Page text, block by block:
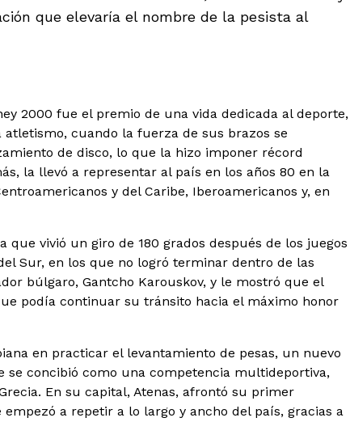
que elevaría el nombre de la pesista al
2000 fue el premio de una vida dedicada al deporte,
cuando la fuerza de sus brazos se
de disco, lo que la hizo imponer récord
la llevó a representar al país en los años 80 en la
y del Caribe, Iberoamericanos y, en
vivió un giro de 180 grados después de los juegos
Sur, en los que no logró terminar dentro de las
búlgaro, Gantcho Karouskov, y le mostró que el
podía continuar su tránsito hacia el máximo honor
en practicar el levantamiento de pesas, un nuevo
concibió como una competencia multideportiva,
En su capital, Atenas, afrontó su primer
a repetir a lo largo y ancho del país, gracias a